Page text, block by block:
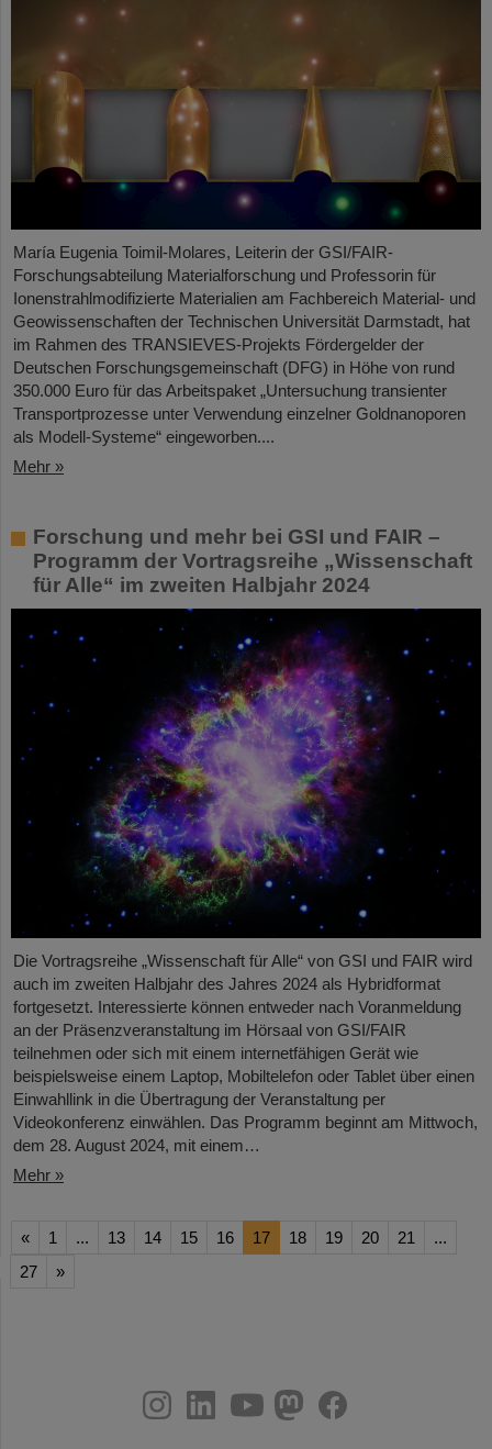
María Eugenia Toimil-Molares, Leiterin der GSI/FAIR-
Forschungsabteilung Materialforschung und Professorin für
Ionenstrahlmodifizierte Materialien am Fachbereich Material- und
Geowissenschaften der Technischen Universität Darmstadt, hat
im Rahmen des TRANSIEVES-Projekts Fördergelder der
Deutschen Forschungsgemeinschaft (DFG) in Höhe von rund
350.000 Euro für das Arbeitspaket „Untersuchung transienter
Transportprozesse unter Verwendung einzelner Goldnanoporen
als Modell-Systeme“ eingeworben....
Mehr »
Forschung und mehr bei GSI und FAIR –
Programm der Vortragsreihe „Wissenschaft
für Alle“ im zweiten Halbjahr 2024
Die Vortragsreihe „Wissenschaft für Alle“ von GSI und FAIR wird
auch im zweiten Halbjahr des Jahres 2024 als Hybridformat
fortgesetzt. Interessierte können entweder nach Voranmeldung
an der Präsenzveranstaltung im Hörsaal von GSI/FAIR
teilnehmen oder sich mit einem internetfähigen Gerät wie
beispielsweise einem Laptop, Mobiltelefon oder Tablet über einen
Einwahllink in die Übertragung der Veranstaltung per
Videokonferenz einwählen. Das Programm beginnt am Mittwoch,
dem 28. August 2024, mit einem…
Mehr »
« 1 ... 13 14 15 16 17 18 19 20 21
...
27
»
youtube
helmholtz.social
facebook